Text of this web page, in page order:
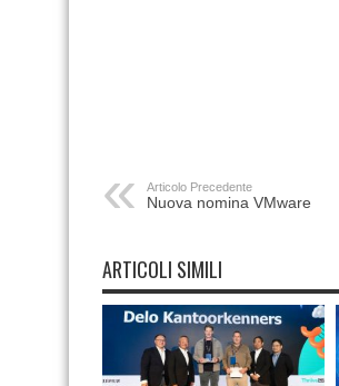
Articolo Precedente
Nuova nomina VMware
ARTICOLI SIMILI